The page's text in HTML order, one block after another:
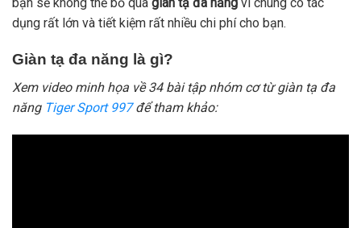
bạn sẽ không thể bỏ qua giàn tạ đa năng vì chúng có tác
dụng rất lớn và tiết kiệm rất nhiều chi phí cho bạn.
Giàn tạ đa năng là gì?
Xem video minh họa về 34 bài tập nhóm cơ từ giàn tạ đa
năng Tiger Sport 997để tham khảo: